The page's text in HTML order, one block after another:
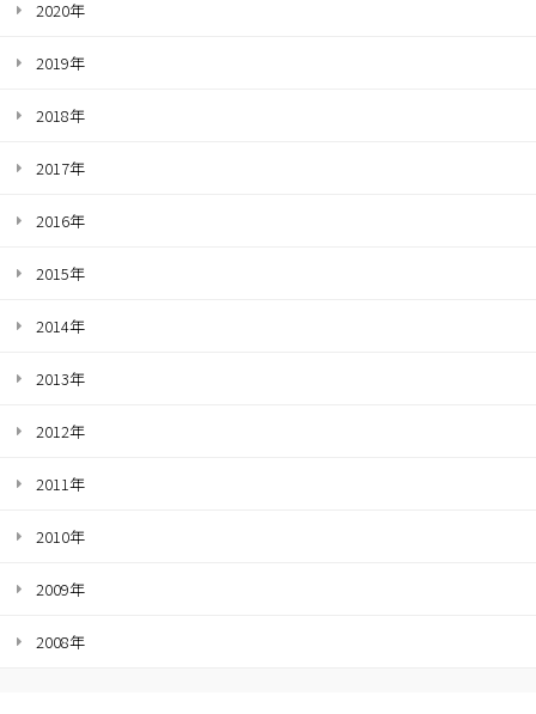
2020年
2019年
2018年
2017年
2016年
2015年
2014年
2013年
2012年
2011年
2010年
2009年
2008年